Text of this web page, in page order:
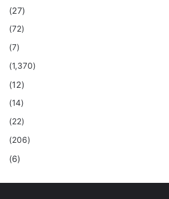
(27)
(72)
(7)
(1,370)
(12)
(14)
(22)
(206)
(6)